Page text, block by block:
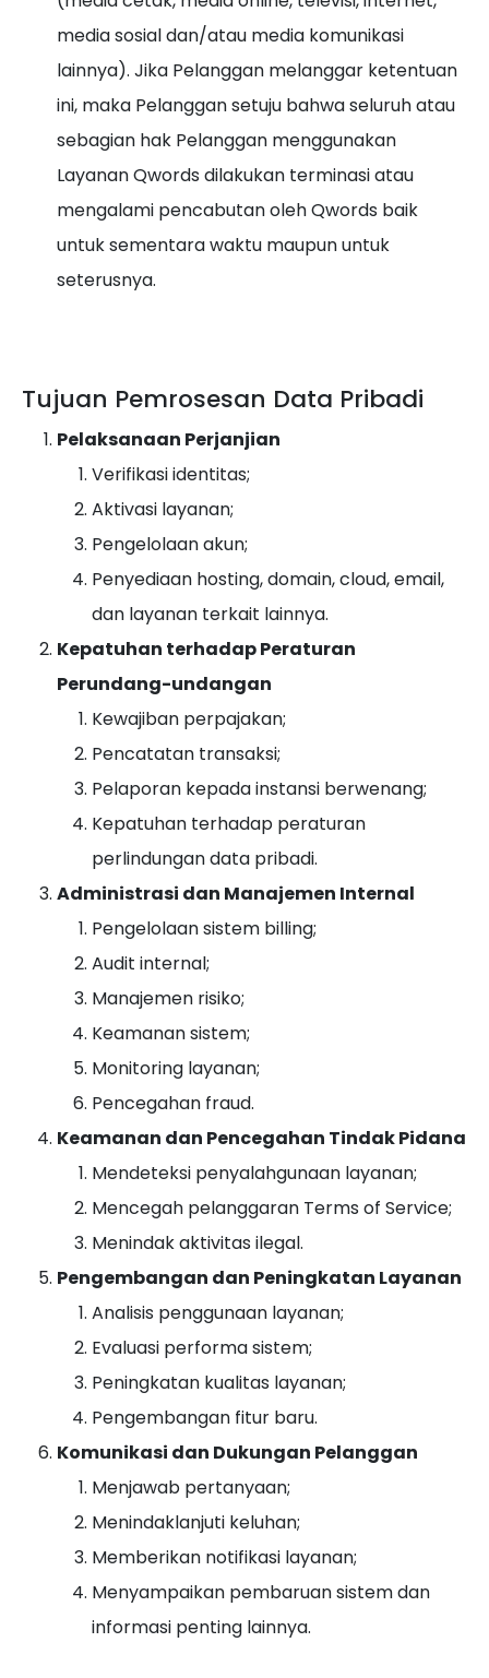
media sosial dan/atau media komunikasi
lainnya). Jika Pelanggan melanggar ketentuan
ini, maka Pelanggan setuju bahwa seluruh atau
sebagian hak Pelanggan menggunakan
Layanan Qwords dilakukan terminasi atau
mengalami pencabutan oleh Qwords baik
untuk sementara waktu maupun untuk
seterusnya.
Tujuan Pemrosesan Data Pribadi
Pelaksanaan Perjanjian
Verifikasi identitas;
Aktivasi layanan;
Pengelolaan akun;
Penyediaan hosting, domain, cloud, email,
dan layanan terkait lainnya.
Kepatuhan terhadap Peraturan
Perundang-undangan
Kewajiban perpajakan;
Pencatatan transaksi;
Pelaporan kepada instansi berwenang;
Kepatuhan terhadap peraturan
perlindungan data pribadi.
Administrasi dan Manajemen Internal
Pengelolaan sistem billing;
Audit internal;
Manajemen risiko;
Keamanan sistem;
Monitoring layanan;
Pencegahan fraud.
Keamanan dan Pencegahan Tindak Pidana
Mendeteksi penyalahgunaan layanan;
Mencegah pelanggaran Terms of Service;
Menindak aktivitas ilegal.
Pengembangan dan Peningkatan Layanan
Analisis penggunaan layanan;
Evaluasi performa sistem;
Peningkatan kualitas layanan;
Pengembangan fitur baru.
Komunikasi dan Dukungan Pelanggan
Menjawab pertanyaan;
Menindaklanjuti keluhan;
Memberikan notifikasi layanan;
Menyampaikan pembaruan sistem dan
informasi penting lainnya.